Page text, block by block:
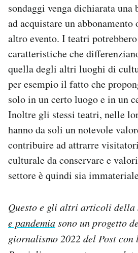
sondaggi venga dichiarata una
ad acquistare un
altro evento. I teatri
caratteristiche che
quella degli altri luoghi di
per esempio il fatto che
solo in un certo luogo e in un
Inoltre gli stessi teatri, nelle
hanno da soli un notevole
contribuire ad attrarre
culturale da conservare e
settore è quindi sia
Questo e gli altri articoli della
e pandemiasono un progetto
giornalismo 2022 del Post con